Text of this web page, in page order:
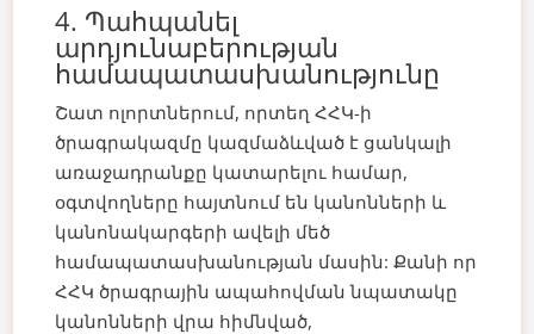
4. Պահպանել
արդյունաբերության
համապատասխանությունը
Շատ ոլորտներում, որտեղ ՀՀԿ-ի
ծրագրակազմը կազմաձևված է ցանկալի
առաջադրանքը կատարելու համար,
օգտվողները հայտնում են կանոնների և
կանոնակարգերի ավելի մեծ
համապատասխանության մասին: Քանի որ
ՀՀԿ ծրագրային ապահովման նպատակը
կանոնների վրա հիմնված,